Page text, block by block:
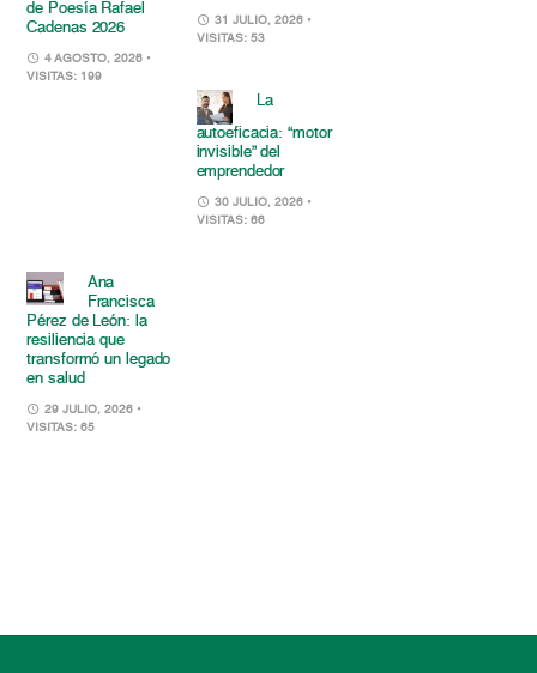
de Poesía Rafael
Cadenas 2026
4 AGOSTO, 2026 •
VISITAS: 199
31 JULIO, 2026 •
VISITAS: 53
La
autoeficacia: “motor
invisible” del
emprendedor
30 JULIO, 2026 •
VISITAS: 66
Ana
Francisca
Pérez de León: la
resiliencia que
transformó un legado
en salud
29 JULIO, 2026 •
VISITAS: 65